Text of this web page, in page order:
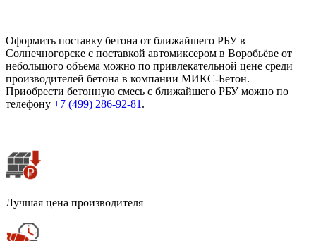
Оформить поставку бетона от ближайшего РБУ в
Солнечногорске с поставкой автомиксером в Воробьёве от
небольшого объема можно по привлекательной цене среди
производителей бетона в компании МИКС-Бетон.
Приобрести бетонную смесь с ближайшего РБУ можно по
телефону +7 (499) 286-92-81 .
Лучшая цена производителя